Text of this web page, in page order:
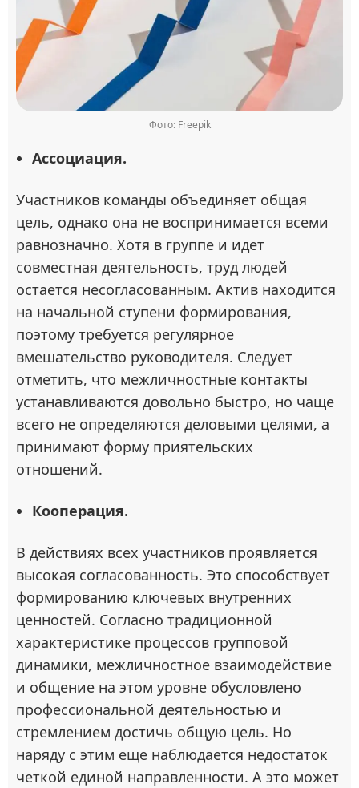
Фото: Freepik
Ассоциация.
Участников команды объединяет общая
цель, однако она не воспринимается всеми
равнозначно. Хотя в группе и идет
совместная деятельность, труд людей
остается несогласованным. Актив находится
на начальной ступени формирования,
поэтому требуется регулярное
вмешательство руководителя. Следует
отметить, что межличностные контакты
устанавливаются довольно быстро, но чаще
всего не определяются деловыми целями, а
принимают форму приятельских
отношений.
Кооперация.
В действиях всех участников проявляется
высокая согласованность. Это способствует
формированию ключевых внутренних
ценностей. Согласно традиционной
характеристике процессов групповой
динамики, межличностное взаимодействие
и общение на этом уровне обусловлено
профессиональной деятельностью и
стремлением достичь общую цель. Но
наряду с этим еще наблюдается недостаток
четкой единой направленности. А это может